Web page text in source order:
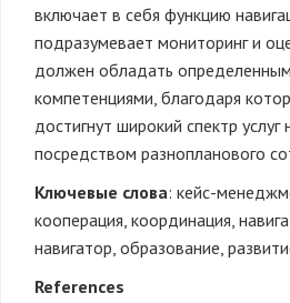
включает в себя функцию
подразумевает мониторинг и
должен обладать
компетенциями, благодаря
достигнут широкий спектр
посредством разнопланового
Ключевые слова: кейс-
кооперация, координация,
навигатор, образование,
References